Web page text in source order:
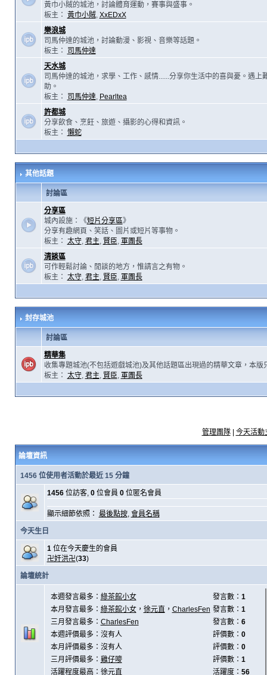
黃巾小賊的城池，討論體育運動，賽事與盛事。
板主： 黃巾小賊, XxEDxX
樂浪城
司馬仲達的城池，討論動漫、影視、音樂等話題。
板主：
司馬仲達
天水城
司馬仲達的城池，求學、工作、感情......分享你生活中的喜與憂。遇上
助。
板主：
司馬仲達, Pearltea
許都城
分享飲食、烹飪、旅遊、攝影的心得和資訊。
板主： 懶蛇
其他話題
討論區
分享區
城內設施：《短片分享區》
分享有趣網頁、笑話、圖片或短片等事物。
板主： 太守, 君主, 賢臣, 軍團長
清談區
可作輕鬆討論、閒談的地方，惟請言之有物。
板主： 太守, 君主, 賢臣, 軍團長
封存城池
討論區
精華集
收集專題城池(不包括遊戲城池)及其他話題區出現過的精華文章，本版
板主： 太守, 君主, 賢臣, 軍團長
管理團隊| 今天活動
論壇資訊
1456 位使用者活動於最近 15 分鐘
1456位訪客, 0位會員 0位匿名會員
顯示細節依照： 最後點按, 會員名稱
今天生日
1位在今天慶生的會員
卍奸洪卍(33)
論壇統計
本週發言最多： 綠茶館小女 發言數： 1
本月發言最多： 綠茶館小女， 徐元直 ， CharlesFen 發言數： 1
三月發言最多： CharlesFen 發言數： 6
本週評價最多：沒有人
評價數： 0
本月評價最多：沒有人
評價數： 0
三月評價最多： 雞仔嘜 評價數： 1
活躍程度最高： 徐元直 活躍度： 56